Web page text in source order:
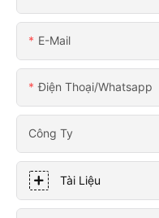
E-Mail
Điện Thoại/whatsapp
Công Ty
Tài Liệu